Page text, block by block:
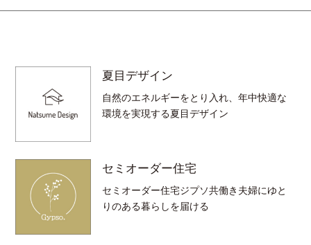
夏目デザイン
自然のエネルギーをとり入れ、年中快適な
環境を実現する夏目デザイン
セミオーダー住宅
セミオーダー住宅ジプソ共働き夫婦にゆと
りのある暮らしを届ける